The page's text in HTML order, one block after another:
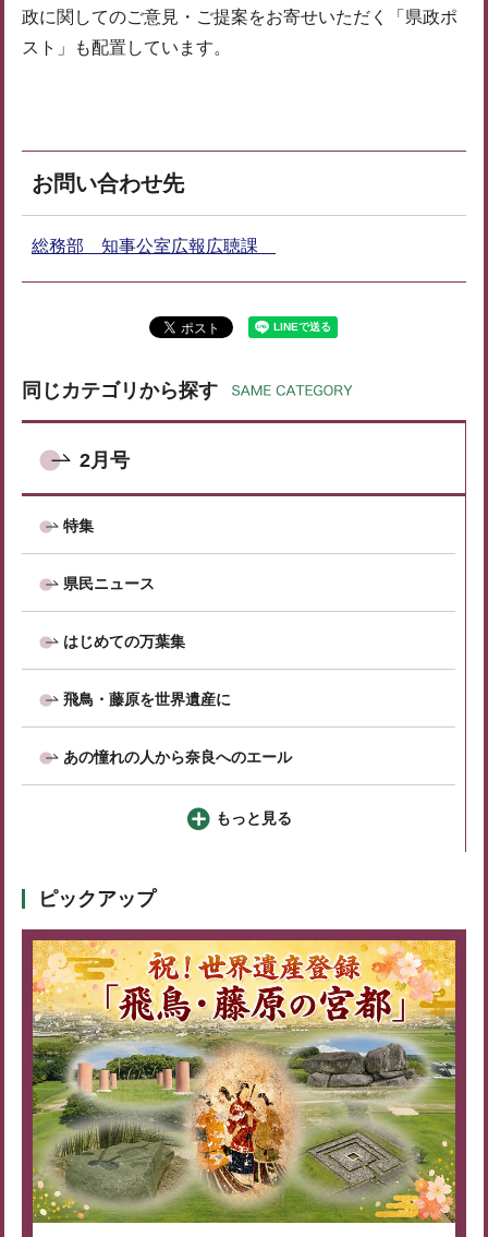
政に関してのご意見・ご提案をお寄せいただく「県政ポ
スト」も配置しています。
お問い合わせ先
総務部 知事公室広報広聴課
同じカテゴリから探す
2月号
特集
県民ニュース
はじめての万葉集
飛鳥・藤原を世界遺産に
あの憧れの人から奈良へのエール
もっと見る
ピックアップ